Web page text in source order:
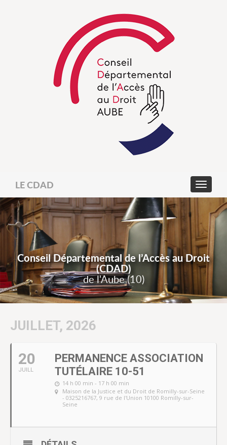
LE CDAD
Conseil Départemental de l’Accès au Droit
(CDAD)
de l'Aube (10)
JUILLET, 2026
20
JUILL
PERMANENCE ASSOCIATION
TUTÉLAIRE 10-51
14 h 00 min - 17 h 00 min
Maison de la Justice et du Droit de Romilly-sur-Seine
- 0325216767, 9 rue de l'Union 10100 Romilly-sur-
Seine